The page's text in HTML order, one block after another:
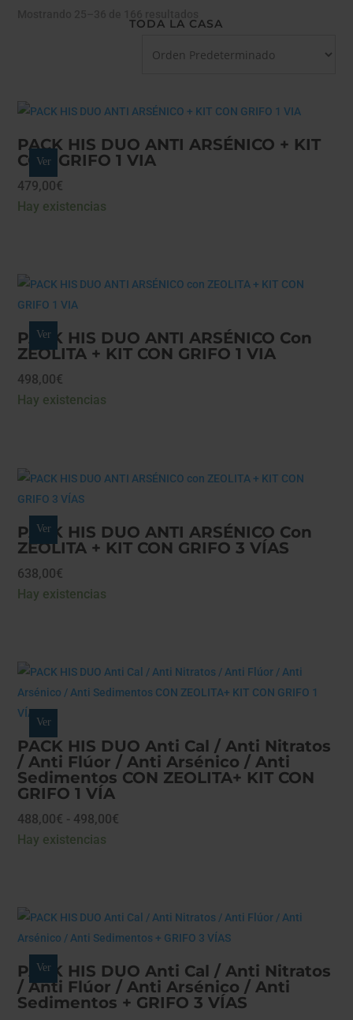
TODA LA CASA
PACK HIS DUO ANTI ARSÉNICO + KIT
CON GRIFO 1 VIA
479,00€
Hay existencias
Ver
PACK HIS DUO ANTI ARSÉNICO Con
ZEOLITA + KIT CON GRIFO 1 VIA
498,00€
Hay existencias
Ver
PACK HIS DUO ANTI ARSÉNICO Con
ZEOLITA + KIT CON GRIFO 3 VÍAS
638,00€
Hay existencias
Ver
PACK HIS DUO Anti Cal / Anti Nitratos
/ Anti Flúor / Anti Arsénico / Anti
Sedimentos CON ZEOLITA+ KIT CON
GRIFO 1 VÍA
488,00€ - 498,00€
hasta
498,00€
Hay existencias
Ver
PACK HIS DUO Anti Cal / Anti Nitratos
/ Anti Flúor / Anti Arsénico / Anti
Sedimentos + GRIFO 3 VÍAS
Ver